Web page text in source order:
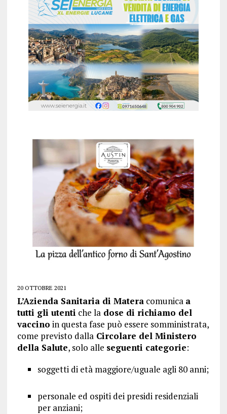
20 OTTOBRE 2021
L’Azienda Sanitaria di Materacomunica a
tutti gli utenti che ladose di richiamo del
vaccino in questa fase può essere somministrata,
come previsto dallaCircolare del Ministero
della Salute, solo alle seguenti categorie:
soggetti di età maggiore/uguale agli 80 anni;
personale ed ospiti dei presidi residenziali
per anziani;